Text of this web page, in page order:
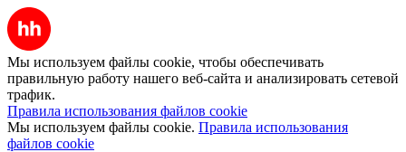
Мы используем файлы cookie, чтобы обеспечивать
правильную работу нашего веб-сайта и анализировать сетевой
трафик.
Правила использования файлов cookie
Мы используем файлы cookie. Правила использования
файлов cookie